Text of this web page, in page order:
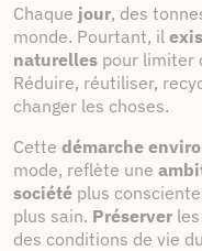
Chaque jour, des
monde. Pourtant, il
naturelles pour limiter
Réduire, réutiliser,
changer les choses.
Cette démarche
mode, reflète une
société plus
plus sain. Préserver
des conditions de vie